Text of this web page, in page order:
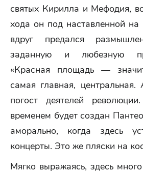
святых Кирилла и Мефодия,
хода он под наставленной на
вдруг предался
заданную и любезную
«Красная площадь —
самая главная, центральная.
погост деятелей
временем будет создан
аморально, когда здесь
концерты. Это же пляски на
Мягко выражаясь, здесь